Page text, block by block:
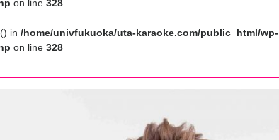
on line328
in/home/univfukuoka/uta-karaoke.com/public_html/wp-
on line328